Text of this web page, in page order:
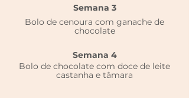
Bolo de cenoura com ganache de
chocolate
Bolo de chocolate com doce de leite
castanha e tâmara
Semana 3
Semana 4